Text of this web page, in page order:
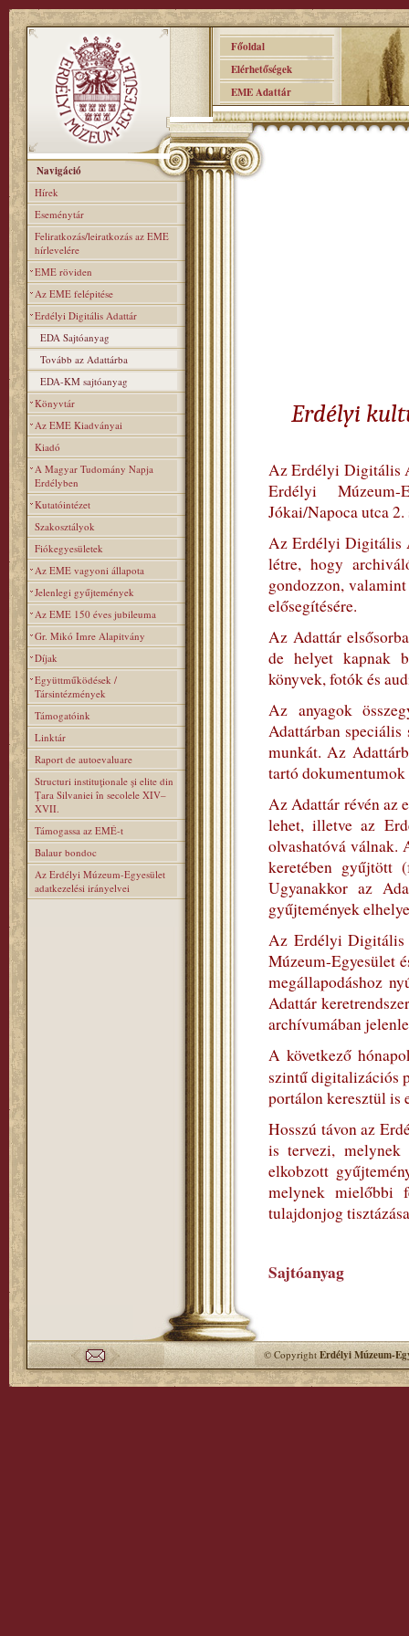
Főoldal
Elérhetőségek
EME Adattár
Navigáció
Hírek
Eseménytár
Feliratkozás/leiratkozás az EME
hírlevelére
EME röviden
Az EME felépitése
Erdélyi Digitális Adattár
EDA Sajtóanyag
Tovább az Adattárba
EDA-KM sajtóanyag
Könyvtár
Az EME Kiadványai
Kiadó
A Magyar Tudomány Napja
Erdélyben
Kutatóintézet
Szakosztályok
Fiókegyesületek
Az EME vagyoni állapota
Jelenlegi gyűjtemények
Az EME 150 éves jubileuma
Gr. Mikó Imre Alapitvány
Díjak
Együttműködések /
Társintézmények
Támogatóink
Linktár
Raport de autoevaluare
Structuri instituţionale şi elite din
Ţara Silvaniei în secolele XIV–
XVII.
Támogassa az EMÉ-t
Balaur bondoc
Az Erdélyi Múzeum-Egyesület
adatkezelési irányelvei
Erdélyi
Az Erdélyi Digitális
Erdélyi
Jókai/Napoca utca 2.
Az Erdélyi Digitális
létre, hogy
gondozzon,
elősegítésére.
Az Adattár
de helyet kapnak
könyvek, fotók és
Az anyagok
Adattárban
munkát. Az
tartó
Az Adattár révén az
lehet, illetve az
olvashatóvá válnak.
keretében gyűjtött
Ugyanakkor az
gyűjtemények
Az Erdélyi Digitális
Múzeum-Egyesület
megállapodáshoz
Adattár
archívumában
A következő
szintű digitalizációs
portálon keresztül is
Hosszú távon az
is tervezi, melynek
elkobzott
melynek mielőbbi
tulajdonjog
Sajtóanyag
© CopyrightErdélyi Múzeum-